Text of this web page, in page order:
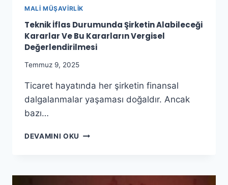
MALI MÜŞAVIRLIK
Teknik İflas Durumunda Şirketin Alabileceği
Kararlar Ve Bu Kararların Vergisel
Değerlendirilmesi
Temmuz 9, 2025
Ticaret hayatında her şirketin finansal
dalgalanmalar yaşaması doğaldır. Ancak
bazı…
DEVAMINI OKU TEKNIK
ALABILECEĞI